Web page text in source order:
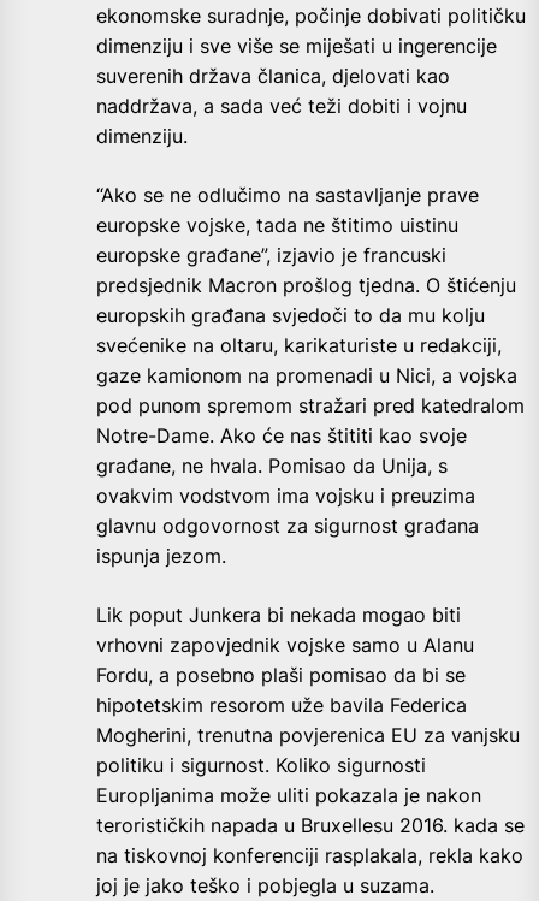
ekonomske suradnje, počinje dobivati političku
dimenziju i sve više se miješati u ingerencije
suverenih država članica, djelovati kao
naddržava, a sada već teži dobiti i vojnu
dimenziju.
“Ako se ne odlučimo na sastavljanje prave
europske vojske, tada ne štitimo uistinu
europske građane”, izjavio je francuski
predsjednik Macron prošlog tjedna. O štićenju
europskih građana svjedoči to da mu kolju
svećenike na oltaru, karikaturiste u redakciji,
gaze kamionom na promenadi u Nici, a vojska
pod punom spremom stražari pred katedralom
Notre-Dame. Ako će nas štititi kao svoje
građane, ne hvala. Pomisao da Unija, s
ovakvim vodstvom ima vojsku i preuzima
glavnu odgovornost za sigurnost građana
ispunja jezom.
Lik poput Junkera bi nekada mogao biti
vrhovni zapovjednik vojske samo u Alanu
Fordu, a posebno plaši pomisao da bi se
hipotetskim resorom uže bavila Federica
Mogherini, trenutna povjerenica EU za vanjsku
politiku i sigurnost. Koliko sigurnosti
Europljanima može uliti pokazala je nakon
terorističkih napada u Bruxellesu 2016. kada se
na tiskovnoj konferenciji rasplakala, rekla kako
joj je jako teško i pobjegla u suzama.